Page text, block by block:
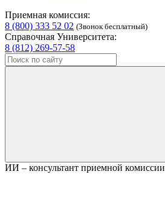
Приемная комиссия:
8 (800) 333 52 02 (Звонок бесплатный)
Справочная Университета:
8 (812) 269-57-58
ИИ – консультант приемной комиссии